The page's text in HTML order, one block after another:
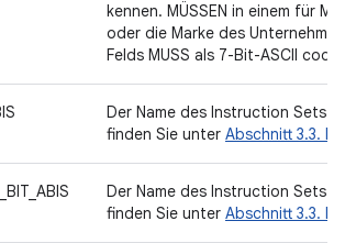
kennen. MÜSSEN in einem für
oder die Marke des
Felds MUSS als 7-Bit-ASCII
Der Name des Instruction Sets
finden Sie unter Abschnitt 3.3.
Der Name des Instruction Sets
finden Sie unter Abschnitt 3.3.